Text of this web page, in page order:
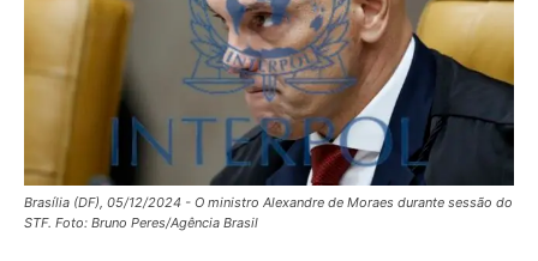
Brasília (DF), 05/12/2024 - O ministro Alexandre de Moraes durante sessão do
STF. Foto: Bruno Peres/Agência Brasil